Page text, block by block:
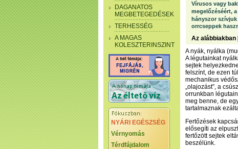
DAGANATOS
MEGBETEGEDÉSEK
TERHESSÉG
A MAGAS
KOLESZTERINSZINT
NYÁRI EGÉSZSÉG
Vérnyomás
Térdfájdalom
Vírusos vagy
megelőzéséért,
hányszor szívjuk
orrcseppek
Az alábbiakban
A nyák, nyálka
A légutainkat
sejtek
felszínt, de ezen
mechanikus
„olajozást”, a
orrunkban
meg benne, de
tartalmaznak
Fertőzések
elősegíti az
fertőzött sejtek
beszélünk.